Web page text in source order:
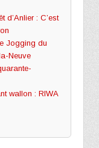
d’Anlier : C’est
Jogging du
Neuve
wallon : RIWA